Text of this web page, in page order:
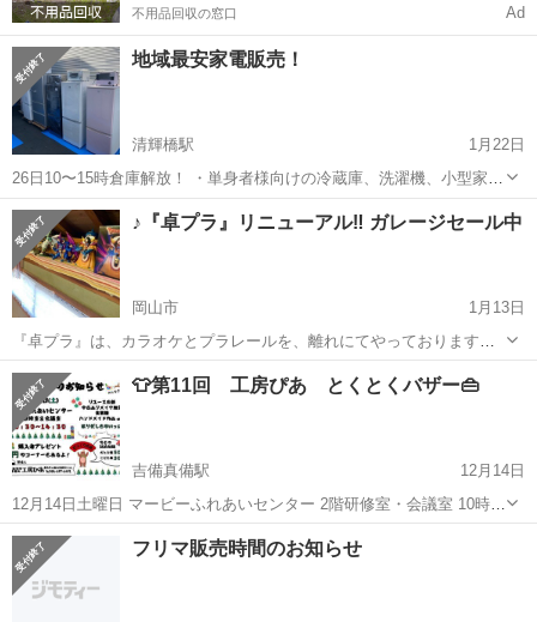
不用品回収の窓口 Ad
地域最安家電販売！
清輝橋駅
1月22日
26日10〜15時倉庫解放！ ・単身者様向けの冷蔵庫、洗濯機、小型家電
をお安く出品いたします！ ・これから引越しの時期になるので新しく
家電を揃る方必見！年式も比較的新しい物を揃えております！ ・まと
めて2つ以上ご購入...
岡山 岡山市 清輝橋駅 フリーマーケット
♪『卓プラ』リニューアル‼︎ ガレージセール中
岡山市
1月13日
『卓プラ』は、カラオケとプラレールを、離れにてやっております。
（1階）カラオケルーム おひとり様、30分 ¥250 元歌手による、初心
者〜プロレベルの、カラオケレッスンも実施中‼︎ （2階） プラレール
を主に、雑貨...
岡山 フリーマーケット プラレール
👕第11回 工房ぴあ とくとくバザー👜
吉備真備駅
12月14日
12月14日土曜日 マービーふれあいセンター 2階研修室・会議室 10時
30分〜14時30分 とくとくバザーを開催します😊 大人レディース服、
メンズ服、子供服、雑貨など、オトクな価格で出品します🛒 ‼️子供
服、大人服の詰...
岡山 吉備真備駅 フリーマーケット
フリマ販売時間のお知らせ